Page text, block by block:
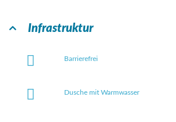
Infrastruktur
Barrierefrei
Dusche mit Warmwasser